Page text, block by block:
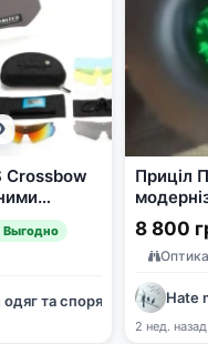
Crossbow
Выгодно
одяг та спорядження
Приціл
діодною
8 800
Оптика
Hate
2 нед. назад